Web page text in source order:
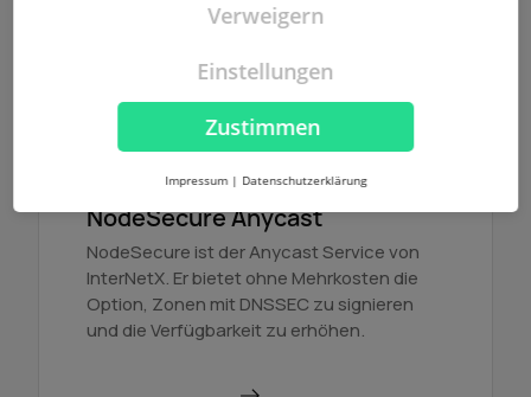
Mehr erfahren
NodeSecure Anycast
NodeSecure ist der Anycast Service von
InterNetX. Er bietet ohne Mehrkosten die
Option, Zonen mit DNSSEC zu signieren
und die Verfügbarkeit zu erhöhen.
Zustimmen
Verweigern
Einstellungen
Impressum | Datenschutzerklärung